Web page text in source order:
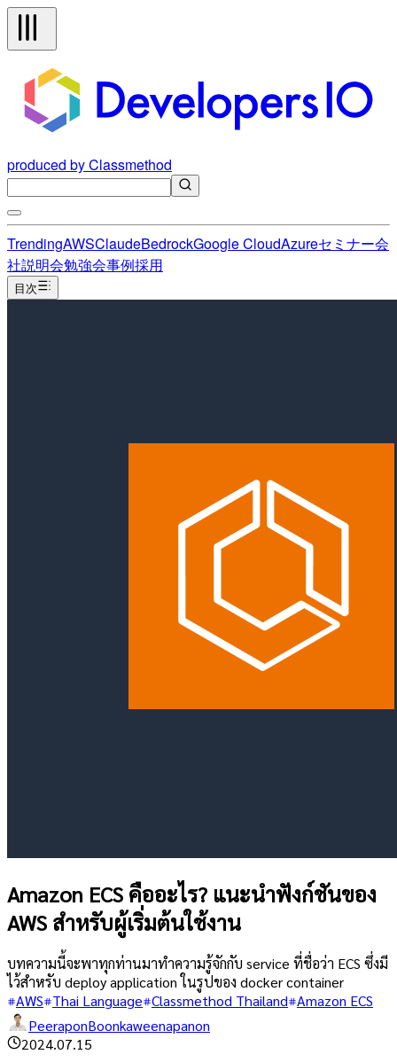
produced by Classmethod
TrendingAWSClaudeBedrockGoogle CloudAzureセミナー会
社説明会勉強会事例採用
目次
Amazon ECS คืออะไร? แนะนำฟังก์ชันของ
AWS สำหรับผู้เริ่มต้นใช้งาน
บทความนี้จะพาทุกท่านมาทำความรู้จักกับ service ที่ชื่อว่า ECS ซึ่งมี
ไว้สำหรับ deploy application ในรูปของ docker container
AWS Thai Language Classmethod Thailand Amazon ECS
PeeraponBoonkaweenapanon
2024.07.15